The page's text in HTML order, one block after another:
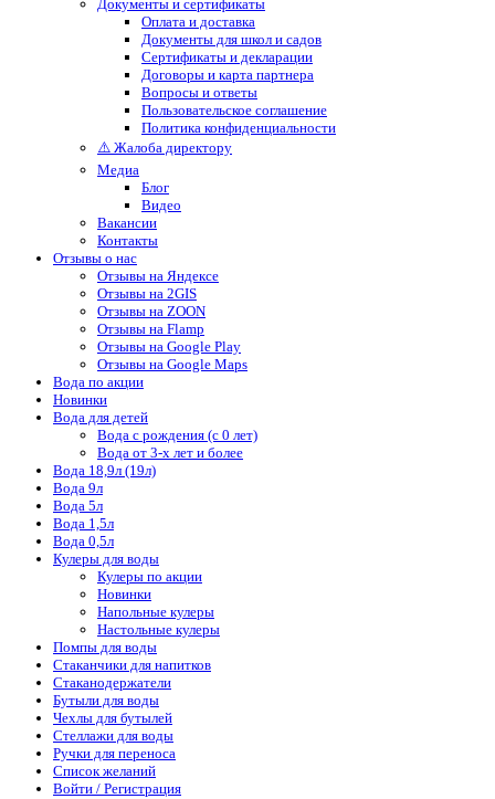
Документы и сертификаты
Оплата и доставка
Документы для школ и садов
Сертификаты и декларации
Договоры и карта партнера
Вопросы и ответы
Пользовательское соглашение
Политика конфиденциальности
⚠️ Жалоба директору
Медиа
Блог
Видео
Вакансии
Контакты
Отзывы о нас
Отзывы на Яндексе
Отзывы на 2GIS
Отзывы на ZOON
Отзывы на Flamp
Отзывы на Google Play
Отзывы на Google Maps
Вода по акции
Новинки
Вода для детей
Вода с рождения (с 0 лет)
Вода от 3-х лет и более
Вода 18,9л (19л)
Вода 9л
Вода 5л
Вода 1,5л
Вода 0,5л
Кулеры для воды
Кулеры по акции
Новинки
Напольные кулеры
Настольные кулеры
Помпы для воды
Стаканчики для напитков
Стаканодержатели
Бутыли для воды
Чехлы для бутылей
Стеллажи для воды
Ручки для переноса
Список желаний
Войти / Регистрация